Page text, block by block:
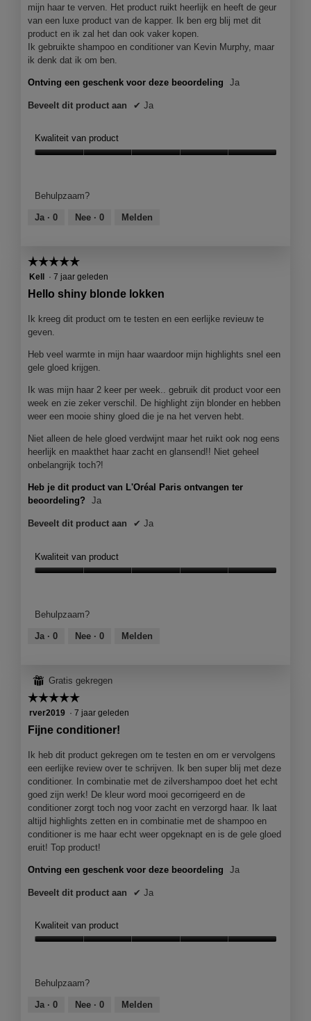
mijn haar te verven. Het product ruikt heerlijk en heeft de geur
van een luxe product van de kapper. Ik ben erg blij met dit
product en ik zal het dan ook vaker kopen.
Ik gebruikte shampoo en conditioner van Kevin Murphy, maar
ik denk dat ik om ben.
Ontving een geschenk voor deze beoordeling Ja
Beveelt dit product aan ✔ Ja
Kwaliteit van product
5
van
Behulpzaam?
Ja · 0 Nee · 0 Melden
☆☆☆☆☆
☆☆☆☆☆
5
van
sterren.
Kell · 7 jaar geleden
Hello shiny blonde lokken
Ik kreeg dit product om te testen en een eerlijke revieuw te
geven.
Heb veel warmte in mijn haar waardoor mijn highlights snel een
gele gloed krijgen.
Ik was mijn haar 2 keer per week.. gebruik dit product voor een
week en zie zeker verschil. De highlight zijn blonder en hebben
weer een mooie shiny gloed die je na het verven hebt.
Niet alleen de hele gloed verdwijnt maar het ruikt ook nog eens
heerlijk en maakthet haar zacht en glansend!! Niet geheel
onbelangrijk toch?!
Heb je dit product van L'Oréal Paris ontvangen ter
beoordeling?
Ja
Beveelt dit product aan ✔ Ja
Kwaliteit van product
5
van
Behulpzaam?
Ja · 0 Nee · 0 Melden
⊞ Gratis gekregen
☆☆☆☆☆
☆☆☆☆☆
5
sterren.
rver2019 · 7 jaar geleden
Fijne conditioner!
Ik heb dit product gekregen om te testen en om er vervolgens
een eerlijke review over te schrijven. Ik ben super blij met deze
conditioner. In combinatie met de zilvershampoo doet het echt
goed zijn werk! De kleur word mooi gecorrigeerd en de
conditioner zorgt toch nog voor zacht en verzorgd haar. Ik laat
altijd highlights zetten en in combinatie met de shampoo en
conditioner is me haar echt weer opgeknapt en is de gele gloed
eruit! Top product!
Ontving een geschenk voor deze beoordeling Ja
Beveelt dit product aan ✔ Ja
Kwaliteit van product
5
van
Behulpzaam?
Ja · 0 Nee · 0 Melden